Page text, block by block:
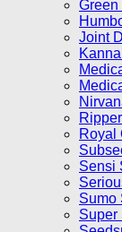
Green
Joint
Royal
Sensi
Sumo
Super